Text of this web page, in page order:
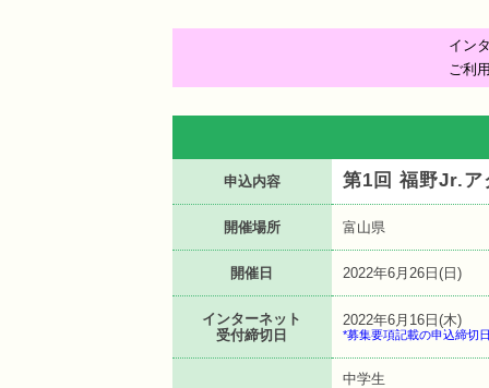
イン
ご利
申込内容 第1回 福野Jr.ア
開催場所 富山県
開催日 2022年6月26日(日)
インターネット
受付締切日
2022年6月16日(木)
*募集要項記載の申込締切
中学生